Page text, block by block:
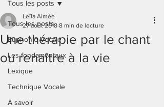
Tous les posts
Euphonie Vocale
Les fondamentaux
Lexique
Technique Vocale
À savoir
Tous les posts
Une thérapie par le chant
ou renaître à la vie
Leïla Aimée
27 août 2018 8 min de lecture